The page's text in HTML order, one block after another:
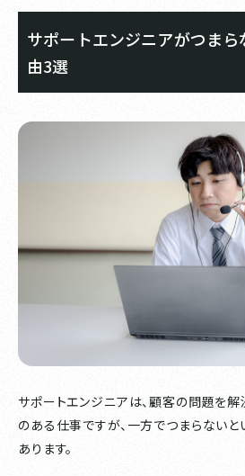
サポートエンジニアがつま
由3選
サポートエンジニアは、顧客の問題を
のある仕事ですが、一方でつまらない
あります。